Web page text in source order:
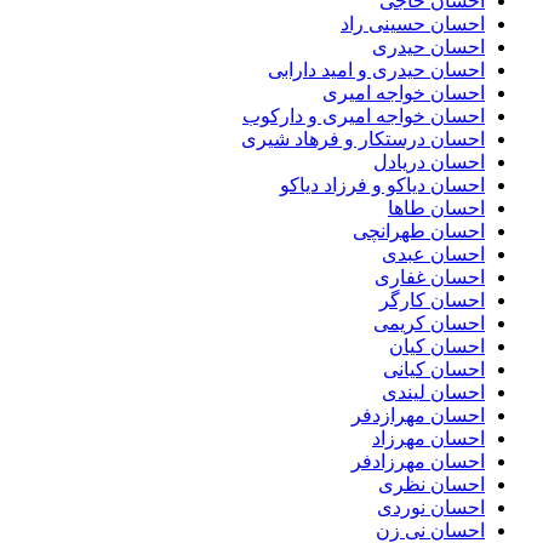
احسان حسینی راد
احسان حیدری
احسان حیدری و امید دارابی
احسان خواجه امیری
احسان خواجه امیری و دارکوب
احسان درستكار و فرهاد شيرى
احسان دریادل
احسان دیاکو و فرزاد دیاکو
احسان طاها
احسان طهرانچی
احسان عبدی
احسان غفاری
احسان کارگر
احسان کریمی
احسان کیان
احسان کیانی
احسان لیندی
احسان مهرازدفر
احسان مهرزاد
احسان مهرزادفر
احسان نظری
احسان نوردی
احسان نی زن